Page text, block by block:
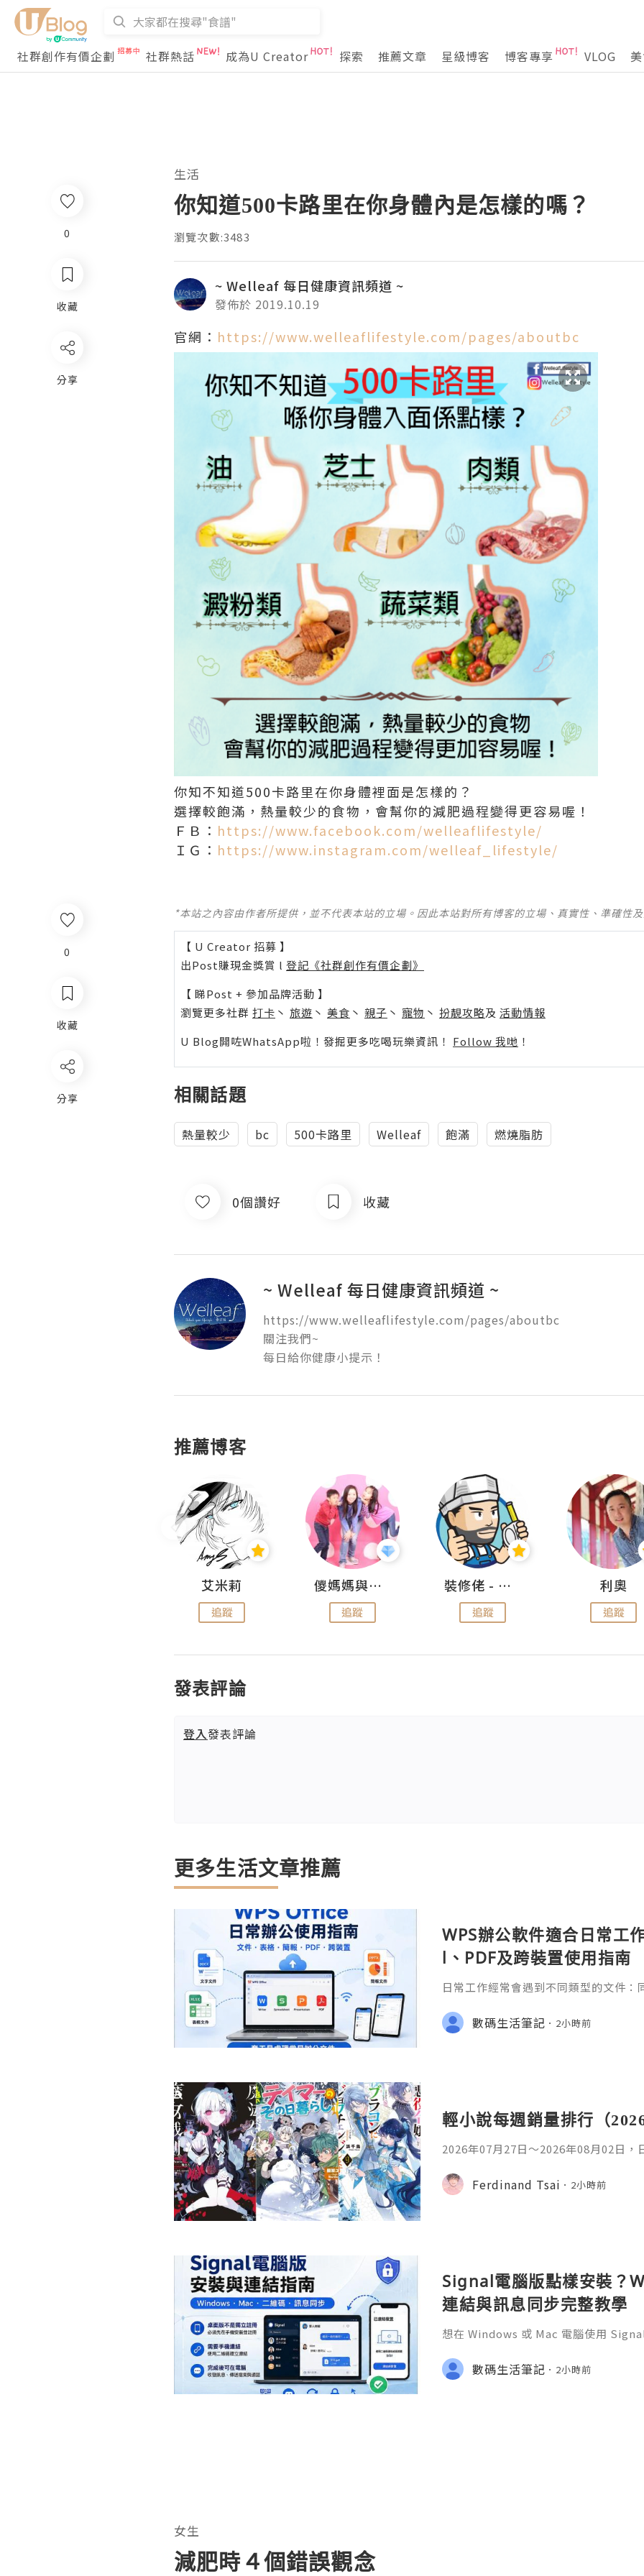
社群創作有價企劃
社群熱話 成為U Creator 探索 推薦文章 星級博客 博客專享 VLOG
0
收藏
分享
生活
你知道500卡路里在你身體內是怎樣的嗎？
瀏覽次數:3483
~ Welleaf 每日健康資訊頻道 ~
發佈於 2019.10.19
官網： https://www.welleaflifestyle.com/pages/aboutbc
你知不知道500卡路里在你身體裡面是怎樣的？
選擇較飽滿，熱量較少的食物，會幫你的減肥過程變得更容易喔！
ＦＢ： https://www.facebook.com/welleaflifestyle/
ＩＧ： https://www.instagram.com/welleaf_lifestyle/
*本站之內容由作者所提供，並不代表本站的立場。因此本站對所有博客的立場、真實性、準確性
【 U Creator 招募 】
出Post賺現金獎賞 l 登記《社群創作有價企劃》
【 睇Post + 參加品牌活動 】
瀏覽更多社群 打卡 丶 旅遊 丶 美食 丶 親子 丶 寵物 丶 扮靚攻略及 活動情報
U Blog開咗WhatsApp啦！發掘更多吃喝玩樂資訊！ Follow 我哋 ！
相關話題
熱量較少 bc 500卡路里 Welleaf 飽滿 燃燒脂肪
0個讚好 收藏
~ Welleaf 每日健康資訊頻道 ~
https://www.welleaflifestyle.com/pages/aboutbc
關注我們~
每日給你健康小提示！
推薦博客
艾米莉
追蹤
儍媽媽與兩隻小魔怪之家
追蹤
裝修佬 - 香港一站式網上裝修平台
追蹤
利奧
追蹤
發表評論
登入發表評論
更多生活文章推薦
WPS辦公軟件適合日常工
l、PDF及跨裝置使用指南
日常工作經常會遇到不同類型的文件
PDF。 如果每種文件都要使用不同程
少人會接觸 WPS Offic
數碼生活筆記 2小時前
輕小說每週銷量排行（
2026年07月27日〜2026年08月02日，
首・文字插畫：すがわらおむ
年08月銷售數：10,281部2. 落後的馴
Ferdinand Tsai 2小時前
Signal電腦版點樣安裝？
連結與訊息同步完整教學
想在 Windows 或 Mac 電腦使用
版設成已連結裝置。
數碼生活筆記 2小時前
0
收藏
分享
女生
減肥時４個錯誤觀念